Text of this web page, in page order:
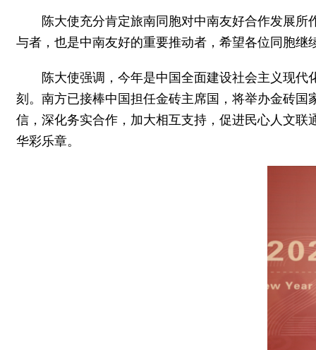
陈大使充分肯定旅南同胞对中南友好合作发展
与者，也是中南友好的重要推动者，希望各位同胞
陈大使强调，今年是中国全面建设社会主义现
刻。南方已接棒中国担任金砖主席国，将举办金砖
信，深化务实合作，加大相互支持，促进民心人文
华彩乐章。